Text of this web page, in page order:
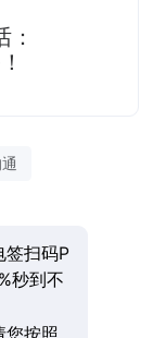
签扫码P
秒到不
您按照